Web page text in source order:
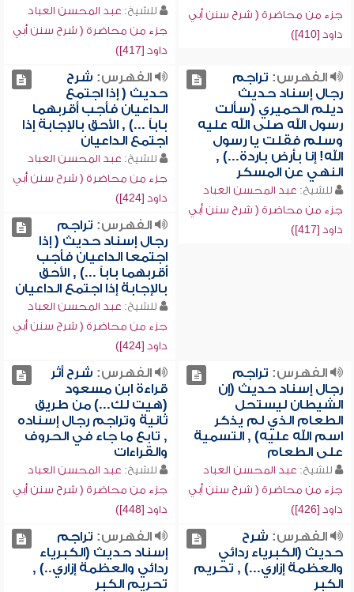
جزء من محاضرة ( شرح سنن أبي
داود [410])
للشيخ: عبد المحسن العباد
جزء من محاضرة ( شرح سنن أبي
داود [417])
الفهرس: تراجم
رجال إسناد حديث
ديلم الحميري (سألت
رسول الله صلى الله عليه
وسلم فقلت يا رسول
الله! إنا بأرض باردة...) ,
النهي عن المسكر
للشيخ: عبد المحسن العباد
جزء من محاضرة ( شرح سنن أبي
داود [417])
الفهرس: شرح
حديث ( إذا اجتمع
الداعيان فأجب أقربهما
باباً ...) , الأحق بالإجابة إذا
اجتمع الداعيان
للشيخ: عبد المحسن العباد
جزء من محاضرة ( شرح سنن أبي
داود [424])
الفهرس: تراجم
رجال إسناد حديث ( إذا
اجتمعا الداعيان فأجب
أقربهما باباً ...) , الأحق
بالإجابة إذا اجتمع الداعيان
للشيخ: عبد المحسن العباد
جزء من محاضرة ( شرح سنن أبي
داود [424])
الفهرس: تراجم
رجال إسناد حديث (إن
الشيطان ليستحل
الطعام الذي لم يذكر
اسم الله عليه) , التسمية
على الطعام
للشيخ: عبد المحسن العباد
جزء من محاضرة ( شرح سنن أبي
داود [426])
الفهرس: شرح أثر
قراءة ابن مسعود
(هيت لك...) من طريق
ثانية وتراجم رجال إسناده
, تابع ما جاء في الحروف
والقراءات
للشيخ: عبد المحسن العباد
جزء من محاضرة ( شرح سنن أبي
داود [448])
الفهرس: شرح
حديث (الكبرياء ردائي
والعظمة إزاري...) , تحريم
الكبر
الفهرس: تراجم
إسناد حديث (الكبرياء
ردائي والعظمة إزاري..) ,
تحريم الكبر